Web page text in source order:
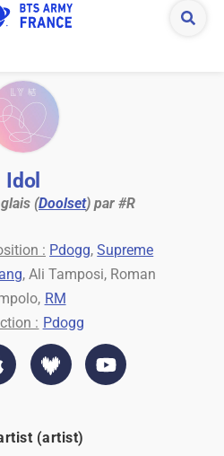
Idol
(Doolset) par #R
: Pdogg,Supreme
, Ali Tamposi, Roman
RM
: Pdogg
(artist)